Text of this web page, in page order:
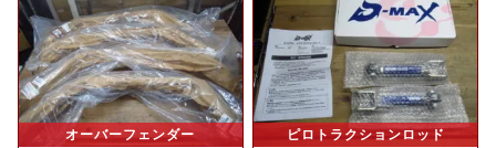
オーバーフェンダー ピロトラクションロッド